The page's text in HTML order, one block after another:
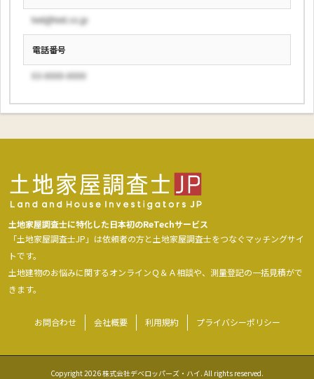
test@test.co.jp
電話番号
03-0000-0000
土地家屋調査士に特化した日本初のReTechサービス
「土地家屋調査士JP」は依頼者の方と土地家屋調査士をつなぐマッチングサイ
トです。
土地建物のお悩みに関するオンラインＱ＆Ａ相談や、測量登記の一括見積がで
きます。
お問合わせ 会社概要 利用規約 プライバシーポリシー
Copyright 2026 株式会社デベロッパーズ・ハイ. All rights reserved.